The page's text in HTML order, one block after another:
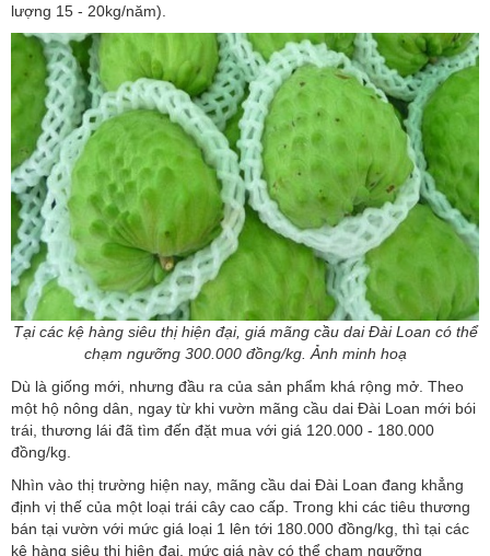
lượng 15 - 20kg/năm).
Tại các kệ hàng siêu thị hiện đại, giá mãng cầu dai Đài Loan có thể
chạm ngưỡng 300.000 đồng/kg. Ảnh minh hoạ
Dù là giống mới, nhưng đầu ra của sản phẩm khá rộng mở. Theo
một hộ nông dân, ngay từ khi vườn mãng cầu dai Đài Loan mới bói
trái, thương lái đã tìm đến đặt mua với giá 120.000 - 180.000
đồng/kg.
Nhìn vào thị trường hiện nay, mãng cầu dai Đài Loan đang khẳng
định vị thế của một loại trái cây cao cấp. Trong khi các tiêu thương
bán tại vườn với mức giá loại 1 lên tới 180.000 đồng/kg, thì tại các
kệ hàng siêu thị hiện đại, mức giá này có thể chạm ngưỡng